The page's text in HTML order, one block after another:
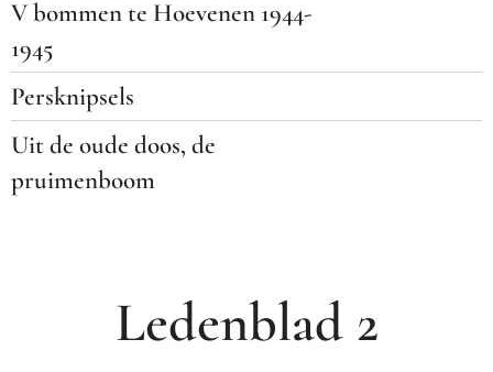
V bommen te Hoevenen 1944-
1945
Persknipsels
Uit de oude doos, de
pruimenboom
Ledenblad 2